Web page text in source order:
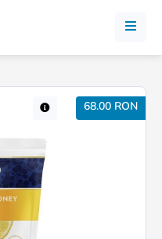
68.00 RON